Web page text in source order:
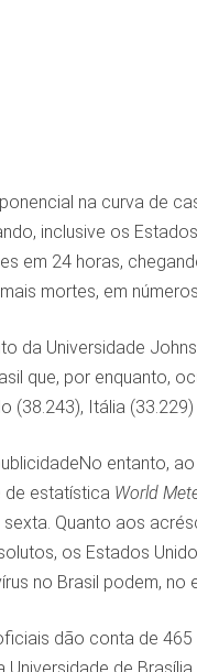
na curva de
inclusive os
em 24 horas,
mortes, em
da Universidade
que, por enquanto,
(38.243), Itália
entanto,
de estatística World
sexta. Quanto aos
os Estados
no Brasil podem, no
dão conta de